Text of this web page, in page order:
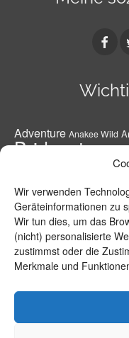
Wir verwenden
Geräteinformationen zu
Wir tun dies, um das
(nicht) personalisierte
zustimmst oder die
Merkmale und
Adventure Anakee Wild
Bridgestone
Conti Road
Dunlop
HypersportreifenM 7
Michelin Michelin
PirelliPower 5
GS Adventure
Roadtec 01
Scorpion Trail 2